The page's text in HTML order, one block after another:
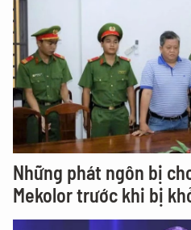
Những phát ngôn bị
Mekolor trước khi bị